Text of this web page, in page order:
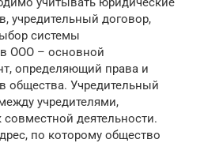
учредительный договор,
системы
ООО – основной
определяющий права и
общества. Учредительный
учредителями,
деятельности.
по которому общество